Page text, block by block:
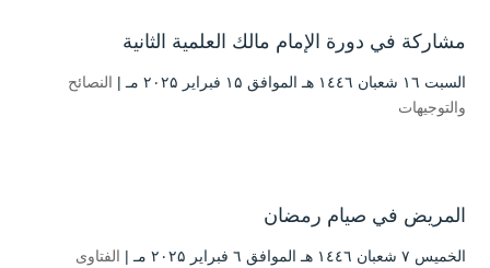
مشاركة في دورة الإمام مالك العلمية الثانية
السبت ۱٦ شعبان ۱٤٤٦ هـ الموافق ۱۵ فبراير ۲۰۲۵ مـ |
النصائح
والتوجيهات
المريض في صيام رمضان
الخميس ۷ شعبان ۱٤٤٦ هـ الموافق ٦ فبراير ۲۰۲۵ مـ | الفتاوى